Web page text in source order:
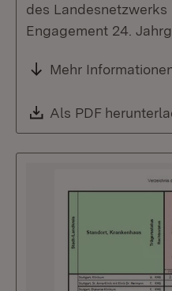
des
Engagement 24.
Mehr
Download:
Als PDF